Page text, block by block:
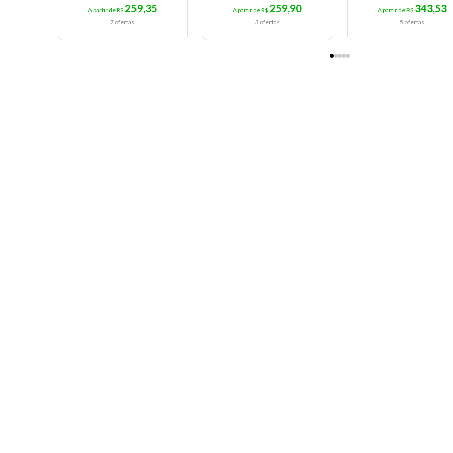
A partir de R$ 259,35
7 ofertas
A partir de R$ 259,90
3 ofertas
A partir de R$ 343,53
5 ofertas